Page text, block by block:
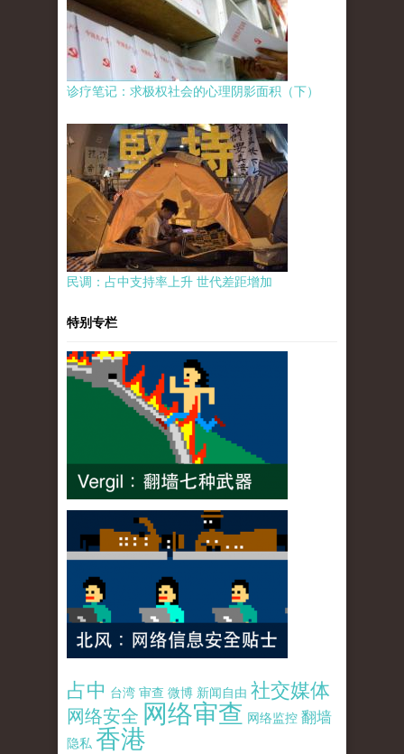
诊疗笔记：求极权社会的心理阴影面积（下）
民调：占中支持率上升 世代差距增加
特别专栏
占中 台湾 审查 微博 新闻自由 社交媒体
网络安全 网络审查 网络监控 翻墙
隐私 香港